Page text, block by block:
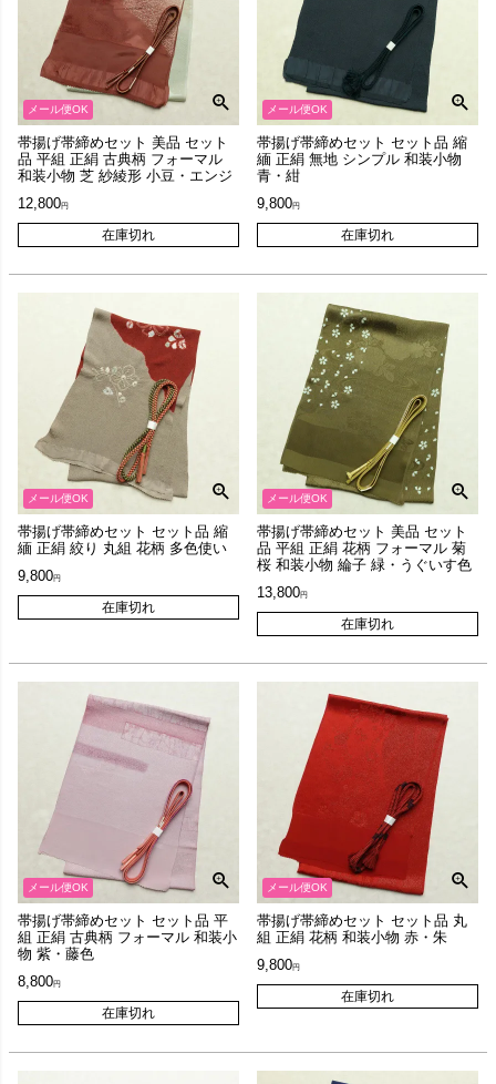
メール便OK
帯揚げ帯締めセット 美品 セット
品 平組 正絹 古典柄 フォーマル
和装小物 芝 紗綾形 小豆・エンジ
12,800
在庫切れ
メール便OK
帯揚げ帯締めセット セット品 縮
緬 正絹 無地 シンプル 和装小物
青・紺
9,800
在庫切れ
メール便OK
帯揚げ帯締めセット セット品 縮
緬 正絹 絞り 丸組 花柄 多色使い
9,800
在庫切れ
メール便OK
帯揚げ帯締めセット 美品 セット
品 平組 正絹 花柄 フォーマル 菊
桜 和装小物 綸子 緑・うぐいす色
13,800
在庫切れ
メール便OK
帯揚げ帯締めセット セット品 平
組 正絹 古典柄 フォーマル 和装小
物 紫・藤色
8,800
在庫切れ
メール便OK
帯揚げ帯締めセット セット品 丸
組 正絹 花柄 和装小物 赤・朱
9,800
在庫切れ